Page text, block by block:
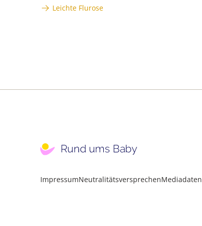
Leichte Flurose
ImpressumNeutralitätsversprechenMediadaten